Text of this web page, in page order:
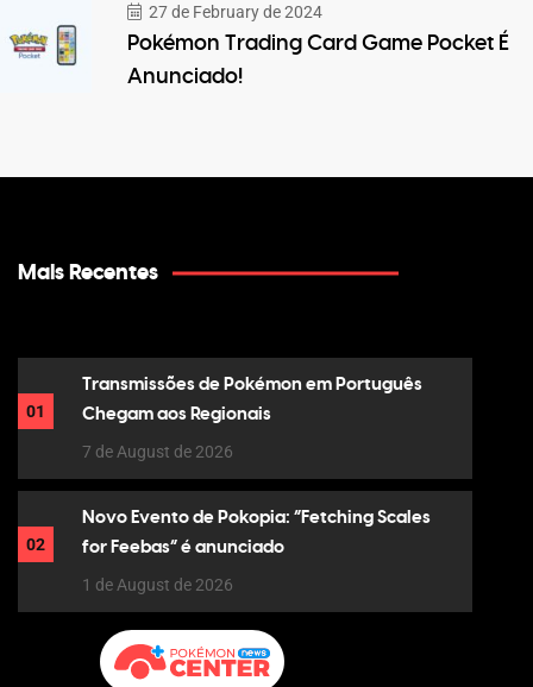
27 de February de 2024
Pokémon Trading Card Game Pocket É
Anunciado!
Mais Recentes
01
Transmissões de Pokémon em Português
Chegam aos Regionais
7 de August de 2026
02
Novo Evento de Pokopia: “Fetching Scales
for Feebas” é anunciado
1 de August de 2026